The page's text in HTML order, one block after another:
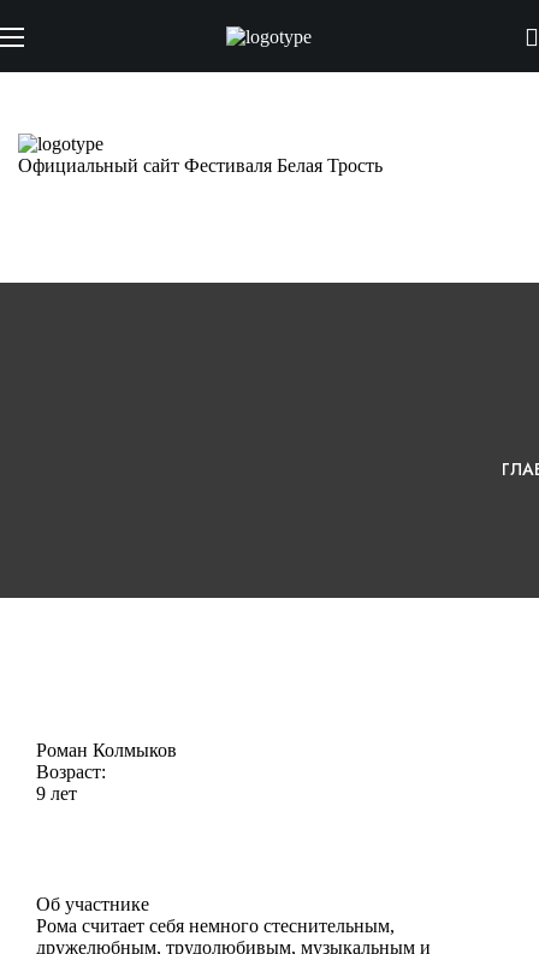
Официальный сайт Фестиваля Белая Трость
Роман Колмыков
Возраст:
9 лет
Об участнике
Рома считает себя немного стеснительным,
дружелюбным, трудолюбивым, музыкальным и